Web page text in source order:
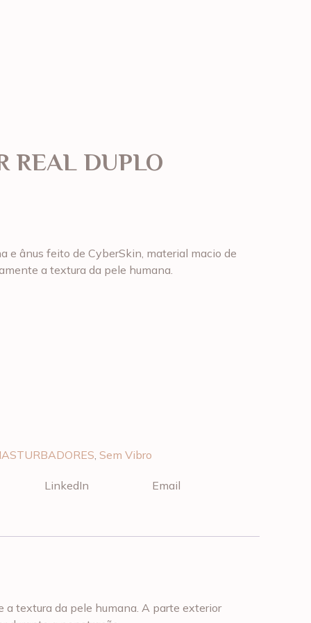
REAL DUPLO
e ânus feito de CyberSkin, material macio de
a textura da pele humana.
Sem Vibro
LinkedIn Email
textura da pele humana. A parte exterior